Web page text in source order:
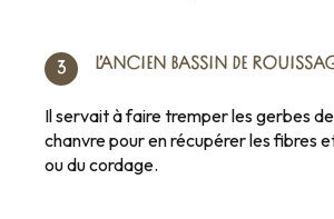
3 L’ANCIEN BASSIN DE
Il servait à faire tremper les gerbes
chanvre pour en récupérer les fibres
ou du cordage.